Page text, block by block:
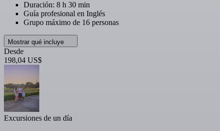
Duración: 8 h 30 min
Guía profesional en Inglés
Grupo máximo de 16 personas
Mostrar qué incluye
Desde
198,04 US$
Excursiones de un día